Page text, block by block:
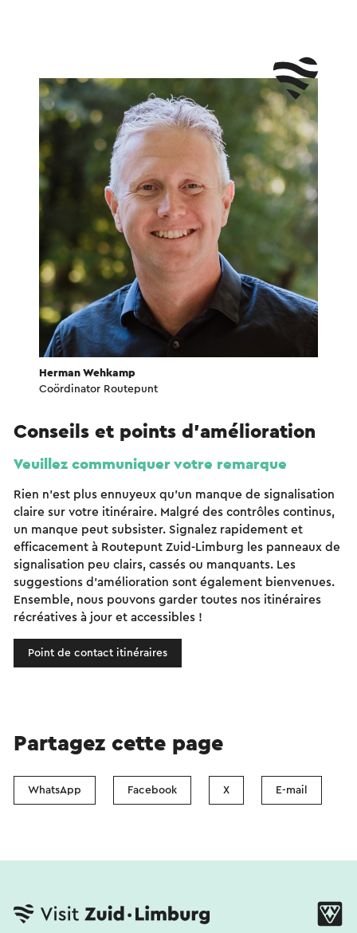
Herman Wehkamp
Coördinator Routepunt
Conseils et points d'amélioration
Veuillez communiquer votre remarque
Rien n'est plus ennuyeux qu'un manque de signalisation
claire sur votre itinéraire. Malgré des contrôles continus,
un manque peut subsister. Signalez rapidement et
efficacement à Routepunt Zuid-Limburg les panneaux de
signalisation peu clairs, cassés ou manquants. Les
suggestions d'amélioration sont également bienvenues.
Ensemble, nous pouvons garder toutes nos itinéraires
récréatives à jour et accessibles !
Point de contact itinéraires
Partagez cette page
WhatsApp Facebook X E-mail